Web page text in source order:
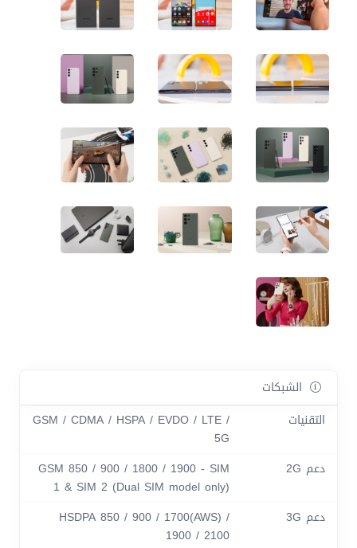
الشبكات
التقنيات
GSM / CDMA / HSPA / EVDO / LTE /
5G
دعم 2G
GSM 850 / 900 / 1800 / 1900 - SIM
1 & SIM 2 (Dual SIM model only)
دعم 3G
HSDPA 850 / 900 / 1700(AWS) /
1900 / 2100